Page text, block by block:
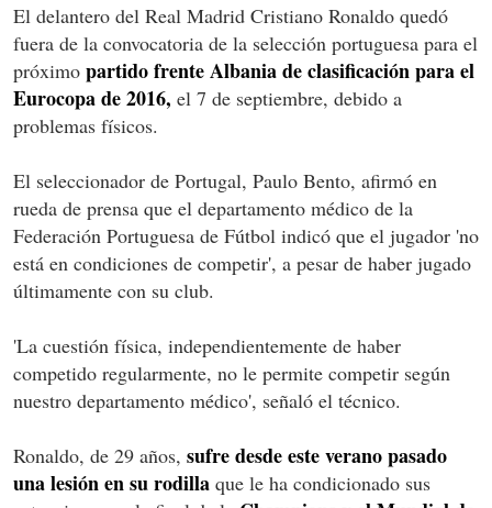
El delantero del Real Madrid Cristiano Ronaldo quedó
fuera de la convocatoria de la selección portuguesa para el
próximo partido frente Albania de clasificación para el
Eurocopa de 2016, el 7 de septiembre, debido a
problemas físicos.
El seleccionador de Portugal, Paulo Bento, afirmó en
rueda de prensa que el departamento médico de la
Federación Portuguesa de Fútbol indicó que el jugador 'no
está en condiciones de competir', a pesar de haber jugado
últimamente con su club.
'La cuestión física, independientemente de haber
competido regularmente, no le permite competir según
nuestro departamento médico', señaló el técnico.
Ronaldo, de 29 años, sufre desde este verano pasado
una lesión en su rodilla que le ha condicionado sus